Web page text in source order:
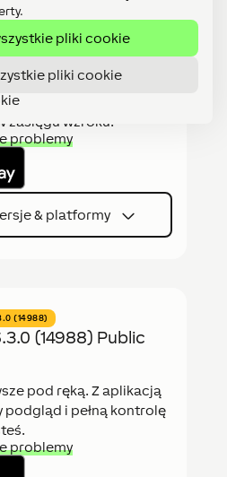
pliki cookie
pliki cookie
16.2.2
pod ręką. Dzięki
wszystko pod
zasięgu wzroku.
problemy
& platformy
(14988)
(14988) Public
pod ręką. Z aplikacją
podgląd i pełną kontrolę
problemy